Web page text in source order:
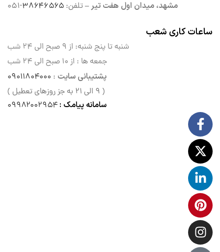
مشهد، میدان اول هفت تیر –تلفن: ۳۸۶۴۶۵۶۵-۰۵۱
ساعات کاری شعب
شنبه تا پنج شنبه: از ۹ صبح الی
۲۴ شب
جمعه ها : از ۱۰ صبح الی ۲۴ شب
پشتیبانی سایت : ۰۹۰۱۱۸۰۴۰۰۰
( ۹ الی ۲۱ به جز روزهای تعطیل )
سامانه پیامک : ۰۹۹۸۲۰۰۲۹۵۴